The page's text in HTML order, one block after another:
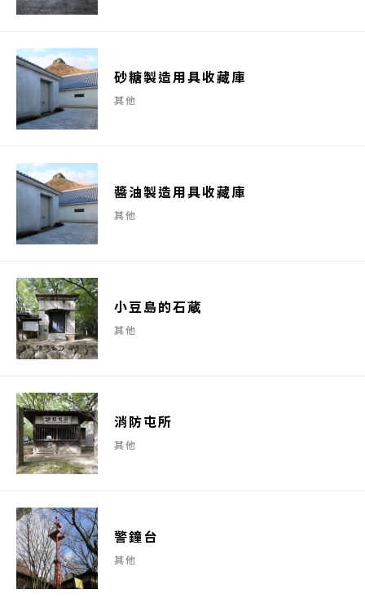
砂糖製造用具收藏庫
其他
醬油製造用具收藏庫
其他
小豆島的石蔵
其他
消防屯所
其他
警鐘台
其他